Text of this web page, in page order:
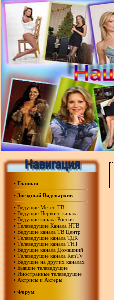
• Главная
• Звездный Видеоархив
• Ведущие Метео ТВ
• Ведущие Первого канала
• Ведущие канала Россия
• Телеведущие Канала НТВ
• Ведущие канала ТВ Центр
• Телеведущие канала ТДК
• Телеведущие канала ТНТ
• Ведущие канала Домашний
• Телеведущие канала RenTv
• Ведущие на других каналах
• Бывшие телеведущие
• Иностранные телеведущие
• Актрисы и Актеры
• Форум